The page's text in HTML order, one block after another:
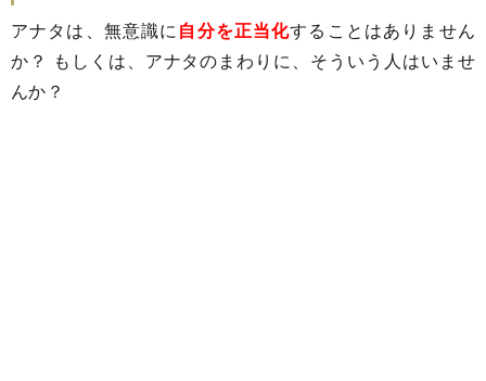
アナタは、無意識に自分を正当化することはありません
か？ もしくは、アナタのまわりに、そういう人はいませ
んか？